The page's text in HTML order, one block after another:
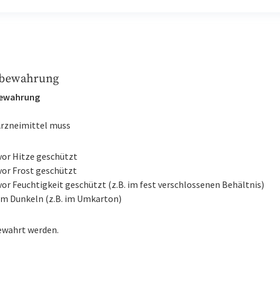
muss
Hitze geschützt
Frost geschützt
Feuchtigkeit geschützt (z.B. im fest verschlossenen Behältnis)
Dunkeln (z.B. im Umkarton)
werden.